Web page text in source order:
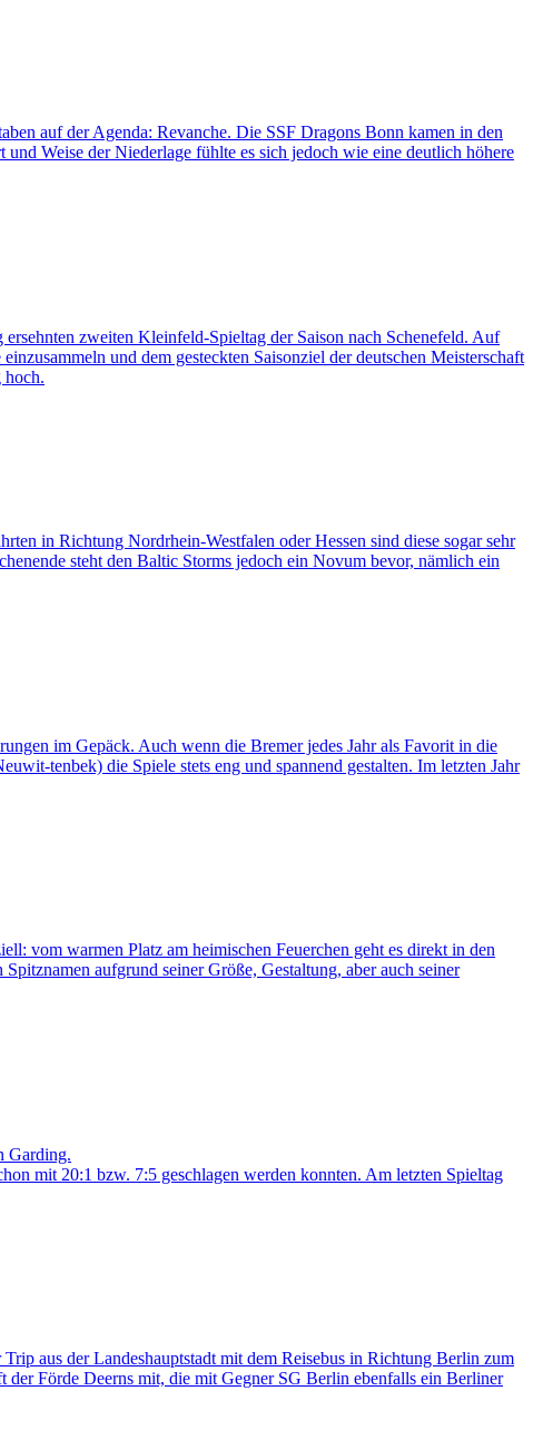
auf der Agenda: Revanche. Die SSF Dragons Bonn kamen in den
Weise der Niederlage fühlte es sich jedoch wie eine deutlich höhere
zweiten Kleinfeld-Spieltag der Saison nach Schenefeld. Auf
und dem gesteckten Saisonziel der deutschen Meisterschaft
hoch.
in Richtung Nordrhein-Westfalen oder Hessen sind diese sogar sehr
steht den Baltic Storms jedoch ein Novum bevor, nämlich ein
im Gepäck. Auch wenn die Bremer jedes Jahr als Favorit in die
tenbek) die Spiele stets eng und spannend gestalten. Im letzten Jahr
vom warmen Platz am heimischen Feuerchen geht es direkt in den
aufgrund seiner Größe, Gestaltung, aber auch seiner
Garding.
mit 20:1 bzw. 7:5 geschlagen werden konnten. Am letzten Spieltag
aus der Landeshauptstadt mit dem Reisebus in Richtung Berlin zum
Förde Deerns mit, die mit Gegner SG Berlin ebenfalls ein Berliner